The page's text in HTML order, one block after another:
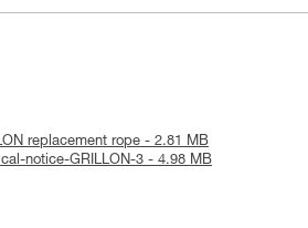
replacement rope - 2.81 MB
notice-GRILLON-3 - 4.98 MB